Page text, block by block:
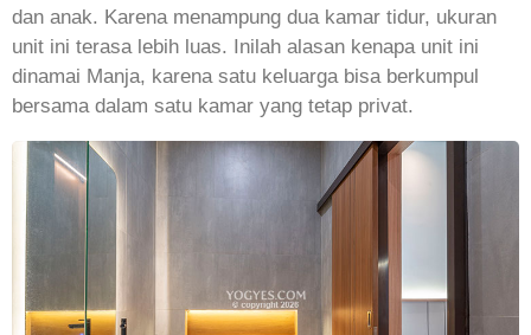
dan anak. Karena menampung dua kamar tidur, ukuran
unit ini terasa lebih luas. Inilah alasan kenapa unit ini
dinamai Manja, karena satu keluarga bisa berkumpul
bersama dalam satu kamar yang tetap privat.